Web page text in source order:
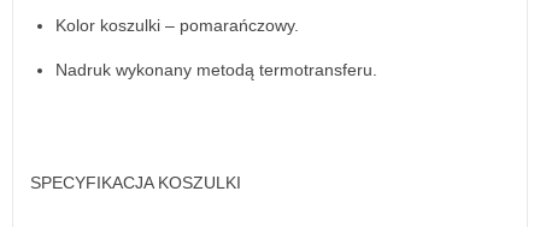
Kolor koszulki – pomarańczowy.
Nadruk wykonany metodą termotransferu.
SPECYFIKACJA KOSZULKI